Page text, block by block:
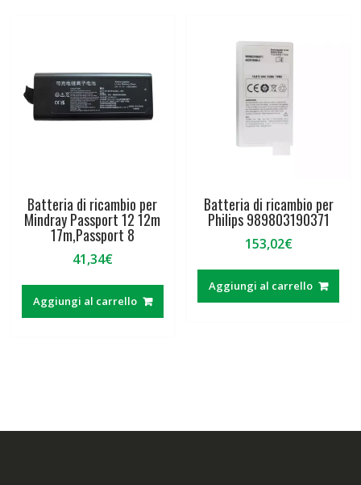
Batteria di ricambio per
Mindray Passport 12 12m
17m,Passport 8
41,34€
Aggiungi al carrello
Batteria di ricambio per
Philips 989803190371
153,02€
Aggiungi al carrello